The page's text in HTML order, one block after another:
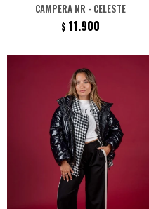
CAMPERA NR - CELESTE
$ 11.900